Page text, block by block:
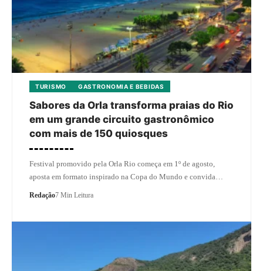
TURISMO GASTRONOMIA E BEBIDAS
Sabores da Orla transforma praias do Rio
em um grande circuito gastronômico
com mais de 150 quiosques
Festival promovido pela Orla Rio começa em 1º de agosto,
aposta em formato inspirado na Copa do Mundo e convida…
Redação7 Min Leitura